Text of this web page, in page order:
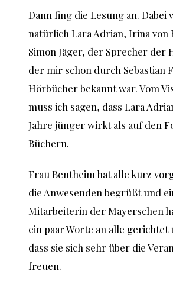
Dann fing die Lesung an. Dabei
natürlich Lara Adrian, Irina von
Simon Jäger, der Sprecher der
der mir schon durch Sebastian
Hörbücher bekannt war. Vom
muss ich sagen, dass Lara
Jahre jünger wirkt als auf den
Büchern.
Frau Bentheim hat alle kurz
die Anwesenden begrüßt und
Mitarbeiterin der Mayerschen
ein paar Worte an alle gerichtet
dass sie sich sehr über die
freuen.